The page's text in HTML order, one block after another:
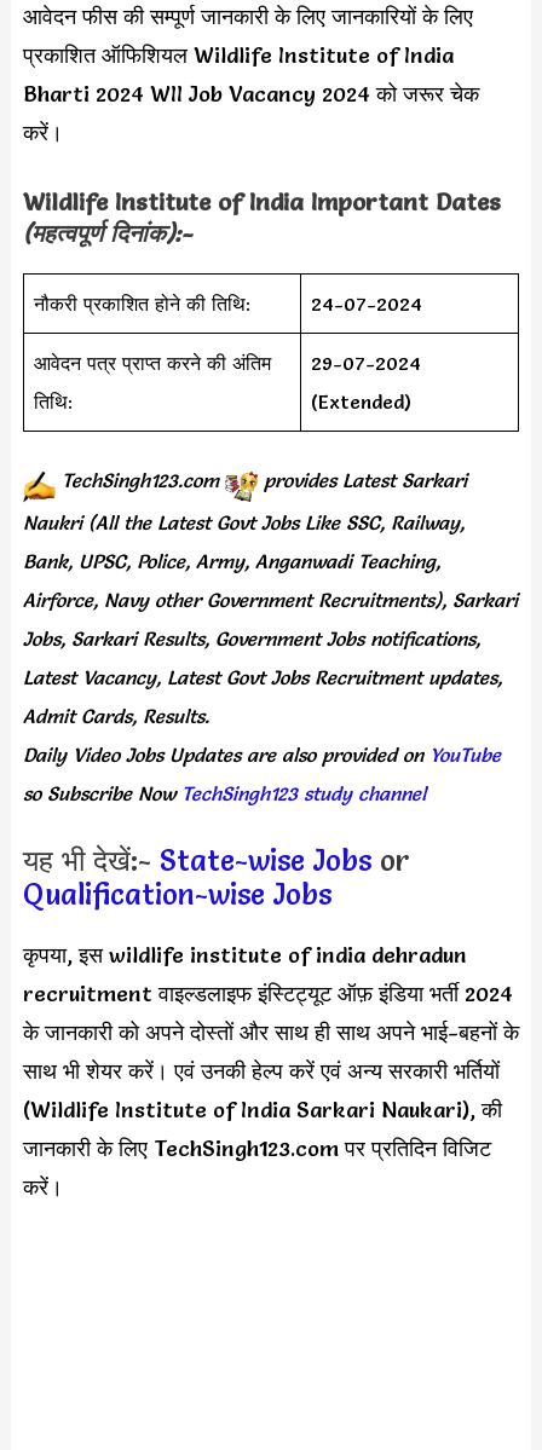
आवेदन फीस की सम्पूर्ण जानकारी के लिए जानकारियों के लिए
प्रकाशित ऑफिशियल Wildlife Institute of India
Bharti 2024 WII Job Vacancy 2024 को जरूर चेक
करें।
Wildlife Institute of India Important Dates
(महत्वपूर्ण दिनांक):-
नौकरी प्रकाशित होने की तिथि: 24-07-2024
आवेदन पत्र प्राप्त करने की अंतिम
तिथि:
29-07-2024
(Extended)
TechSingh123.com provides Latest Sarkari
Naukri (All the Latest Govt Jobs Like SSC, Railway,
Bank, UPSC, Police, Army, Anganwadi Teaching,
Airforce, Navy other Government Recruitments), Sarkari
Jobs, Sarkari Results, Government Jobs notifications,
Latest Vacancy, Latest Govt Jobs Recruitment updates,
Admit Cards, Results.
Daily Video Jobs Updates are also provided onYouTube
so Subscribe Now TechSingh123 study channel
यह भी देखें:- State-wise Jobs or
Qualification-wise Jobs
कृपया, इस wildlife institute of india dehradun
recruitment वाइल्डलाइफ इंस्टिट्यूट ऑफ़ इंडिया भर्ती 2024
के जानकारी को अपने दोस्तों और साथ ही साथ अपने भाई-बहनों के
साथ भी शेयर करें। एवं उनकी हेल्प करें एवं अन्य सरकारी भर्तियों
(Wildlife Institute of India Sarkari Naukari), की
जानकारी के लिए TechSingh123.com पर प्रतिदिन विजिट
करें।